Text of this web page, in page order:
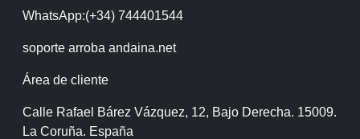
WhatsApp:(+34) 744401544
soporte arroba andaina.net
Área de cliente
Calle Rafael Bárez Vázquez, 12, Bajo Derecha. 15009.
La Coruña. España